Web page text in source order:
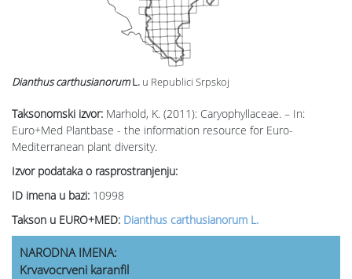
Taksonomski izvor: Marhold, K. (2011): Caryophyllaceae. – In:
Euro+Med Plantbase - the information resource for Euro-
Mediterranean plant diversity.
Izvor podataka o rasprostranjenju:
ID imena u bazi: 10998
Takson u EURO+MED: Dianthus carthusianorum L.
Dianthus carthusianorumL. u Republici Srpskoj
NARODNA IMENA:
Krvavocrveni karanfil